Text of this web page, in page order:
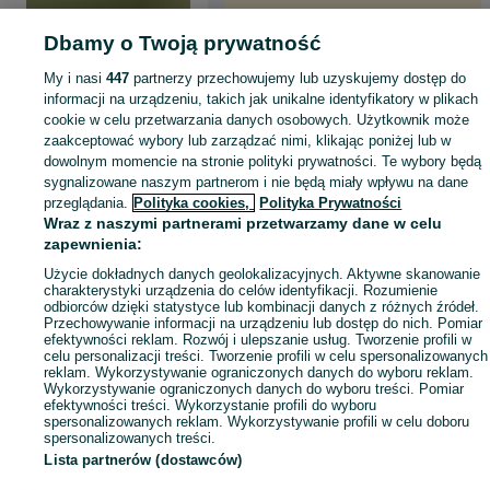
Dbamy o Twoją prywatność
My i nasi447 partnerzy przechowujemy lub uzyskujemy dostęp do
informacji na urządzeniu, takich jak unikalne identyfikatory w plikach
cookie w celu przetwarzania danych osobowych. Użytkownik może
zaakceptować wybory lub zarządzać nimi, klikając poniżej lub w
dowolnym momencie na stronie polityki prywatności. Te wybory będą
sygnalizowane naszym partnerom i nie będą miały wpływu na dane
przeglądania. Polityka cookies, Polityka Prywatności
Wraz z naszymi partnerami przetwarzamy dane w celu
zapewnienia:
Użycie dokładnych danych geolokalizacyjnych. Aktywne skanowanie
charakterystyki urządzenia do celów identyfikacji. Rozumienie
odbiorców dzięki statystyce lub kombinacji danych z różnych źródeł.
Przechowywanie informacji na urządzeniu lub dostęp do nich. Pomiar
efektywności reklam. Rozwój i ulepszanie usług. Tworzenie profili w
celu personalizacji treści. Tworzenie profili w celu spersonalizowanych
reklam. Wykorzystywanie ograniczonych danych do wyboru reklam.
Wykorzystywanie ograniczonych danych do wyboru treści. Pomiar
efektywności treści. Wykorzystanie profili do wyboru
spersonalizowanych reklam. Wykorzystywanie profili w celu doboru
spersonalizowanych treści.
Lista partnerów (dostawców)